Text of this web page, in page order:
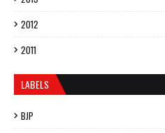
2012
2011
LABELS
BJP